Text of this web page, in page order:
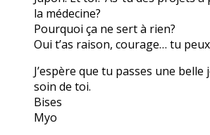
la médecine?
Pourquoi ça ne sert à rien?
Oui t’as raison, courage… tu
J’espère que tu passes une
soin de toi.
Bises
Myo